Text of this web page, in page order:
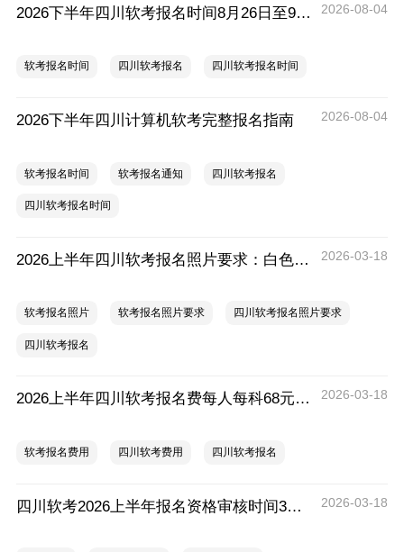
2026下半年四川软考报名时间8月26日至9月9日 2026-08-04
软考报名时间 四川软考报名 四川软考报名时间
2026下半年四川计算机软考完整报名指南 2026-08-04
软考报名时间 软考报名通知 四川软考报名
四川软考报名时间
2026上半年四川软考报名照片要求：白色、jpg格式、大小约10KB 2026-03-18
软考报名照片 软考报名照片要求 四川软考报名照片要求
四川软考报名
2026上半年四川软考报名费每人每科68元，缴费时间3月26日至4月10日 2026-03-18
软考报名费用 四川软考费用 四川软考报名
四川软考2026上半年报名资格审核时间3月26日至4月9日 2026-03-18